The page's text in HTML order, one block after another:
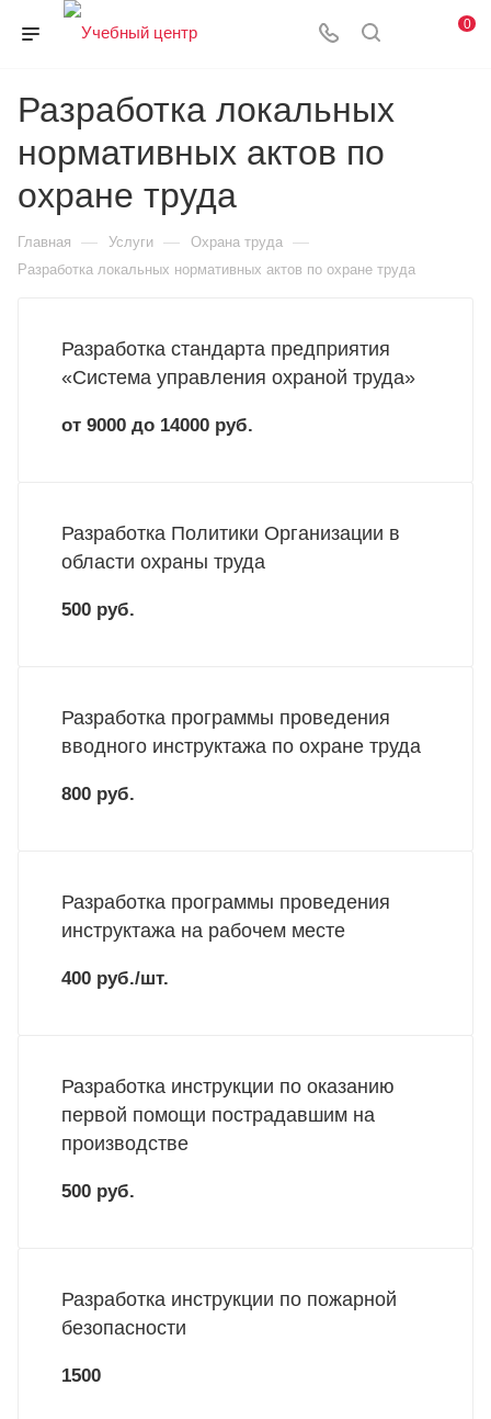
0
Разработка локальных
нормативных актов по
охране труда
Главная — Услуги — Охрана труда —
Разработка локальных нормативных актов по охране труда
Разработка стандарта предприятия
«Система управления охраной труда»
от 9000 до 14000 руб.
Разработка Политики Организации в
области охраны труда
500 руб.
Разработка программы проведения
вводного инструктажа по охране труда
800 руб.
Разработка программы проведения
инструктажа на рабочем месте
400 руб./шт.
Разработка инструкции по оказанию
первой помощи пострадавшим на
производстве
500 руб.
Разработка инструкции по пожарной
безопасности
1500